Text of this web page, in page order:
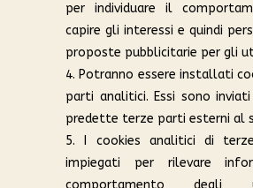
per individuare il
capire gli interessi e quindi
proposte pubblicitarie per gli
4. Potranno essere installati
parti analitici. Essi sono
predette terze parti esterni al
5. I cookies analitici di
impiegati per rilevare
comportamento